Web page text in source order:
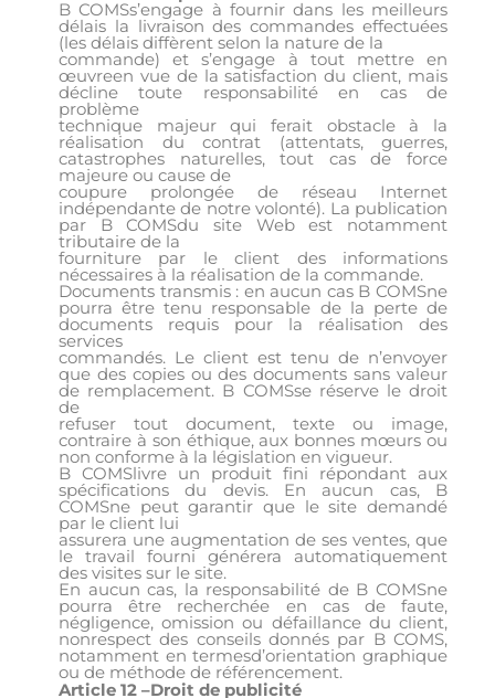
B COMSs’engage à fournir dans les meilleurs
délais la livraison des commandes effectuées
(les délais diffèrent selon la nature de la
commande) et s’engage à tout mettre en
œuvreen vue de la satisfaction du client, mais
décline toute responsabilité en cas de
problème
technique majeur qui ferait obstacle à la
réalisation du contrat (attentats, guerres,
catastrophes naturelles, tout cas de force
majeure ou cause de
coupure prolongée de réseau Internet
indépendante de notre volonté). La publication
par B COMSdu site Web est notamment
tributaire de la
fourniture par le client des informations
nécessaires à la réalisation de la commande.
Documents transmis : en aucun cas B COMSne
pourra être tenu responsable de la perte de
documents requis pour la réalisation des
services
commandés. Le client est tenu de n’envoyer
que des copies ou des documents sans valeur
de remplacement. B COMSse réserve le droit
de
refuser tout document, texte ou image,
contraire à son éthique, aux bonnes mœurs ou
non conforme à la législation en vigueur.
B COMSlivre un produit fini répondant aux
spécifications du devis. En aucun cas, B
COMSne peut garantir que le site demandé
par le client lui
assurera une augmentation de ses ventes, que
le travail fourni générera automatiquement
des visites sur le site.
En aucun cas, la responsabilité de B COMSne
pourra être recherchée en cas de faute,
négligence, omission ou défaillance du client,
nonrespect des conseils donnés par B COMS,
notamment en termesd’orientation graphique
ou de méthode de référencement.
Article 12 –Droit de publicité